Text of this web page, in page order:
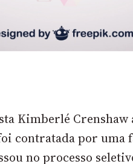
Kimberlé Crenshaw
contratada por uma
no processo